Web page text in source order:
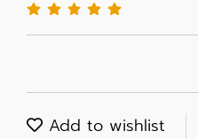
Add to wishlist